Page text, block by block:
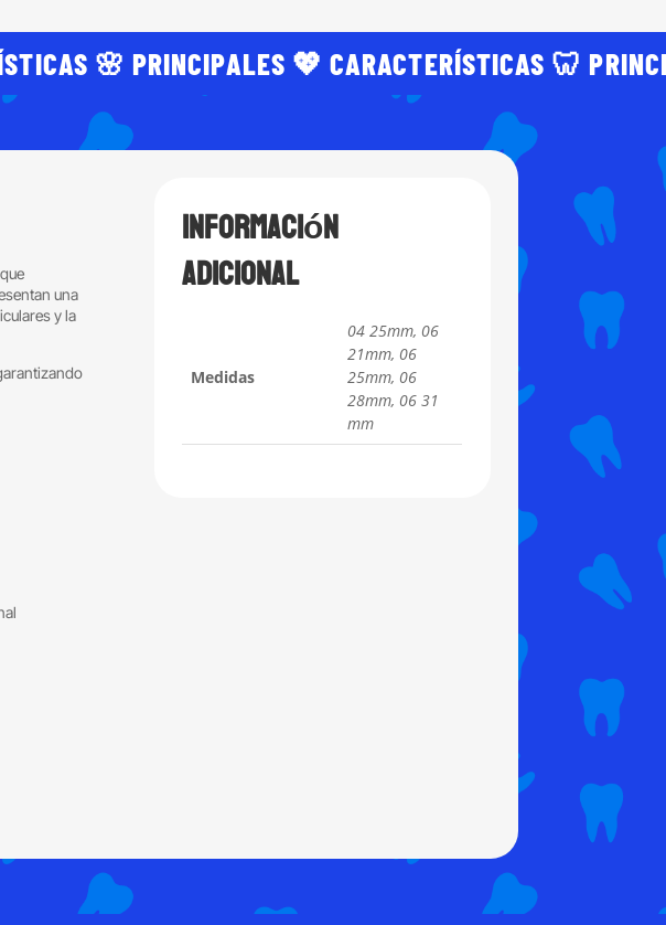
🌸 PRINCIPALES 💖 CARACTERÍSTICAS 🦷
una
y la
Información
adicional
Medidas
04 25mm, 06
21mm, 06
25mm, 06
28mm, 06 31
mm